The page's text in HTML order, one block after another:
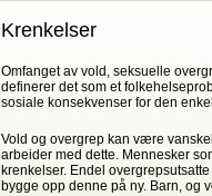
Krenkelser
Omfanget av vold, seksuelle
definerer det som et
sosiale konsekvenser for den
Vold og overgrep kan være
arbeider med dette. Mennesker
krenkelser. Endel
bygge opp denne på ny. Barn, og